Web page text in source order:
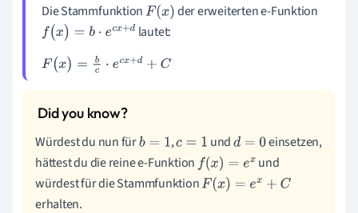
Die StammfunktionF(x)
der erweiterten e-Funktion
f(x)=b ·ec x+ d
lautet:
F(x)=b c·e cx+ d+C
Würdest du nun fürb =1 ,c=1 undd=0
einsetzen,
hättest du die reine e-Funktion f(x)=e x
und
würdest für die StammfunktionF(x)=e x+C
erhalten.